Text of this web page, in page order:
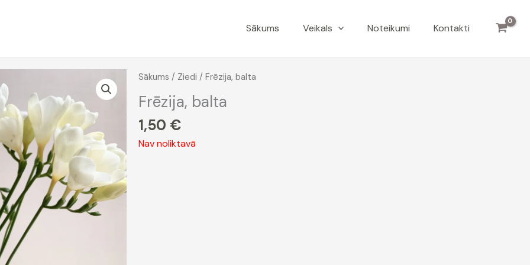
Sākums Veikals Noteikumi Kontakti
Sākums / Ziedi / Frēzija, balta
Frēzija, balta
1,50 €
Nav noliktavā